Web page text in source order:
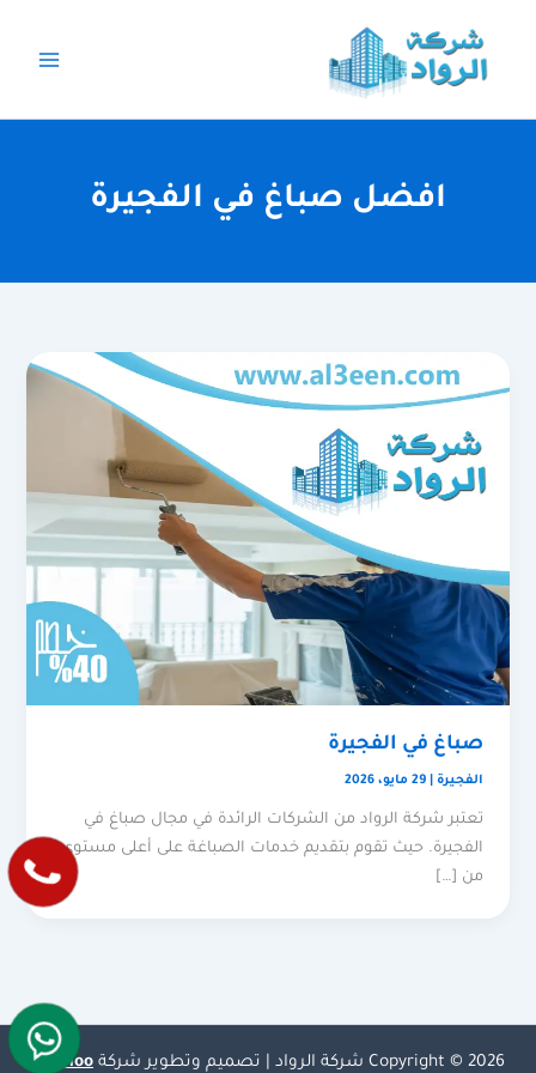
المحتوى
‏افضل صباغ في الفجيرة
صباغ في الفجيرة
الفجيرة |29 مايو، 2026
تعتبر شركة الرواد من الشركات الرائدة في مجال صباغ في
الفجيرة. حيث تقوم بتقديم خدمات الصباغة على أعلى مستوى
من […]
Copyright © 2026 شركة الرواد | تصميم وتطوير شركة Olymoo